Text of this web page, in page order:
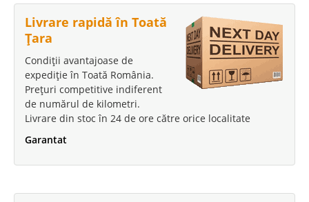
Livrare rapidă în Toată
Țara
Condiții avantajoase de
expediție în Toată România.
Prețuri competitive indiferent
de numărul de kilometri.
Livrare din stoc în 24 de ore către orice localitate
Garantat